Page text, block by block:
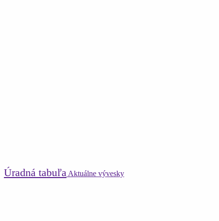
Úradná tabuľa Aktuálne vývesky